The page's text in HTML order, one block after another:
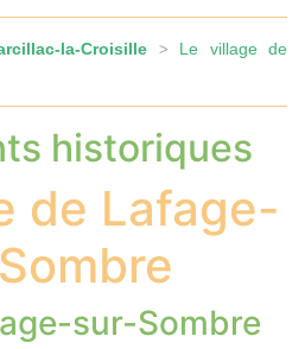
la-Croisille > Le village de
historiques
de Lafage-
sur-Sombre